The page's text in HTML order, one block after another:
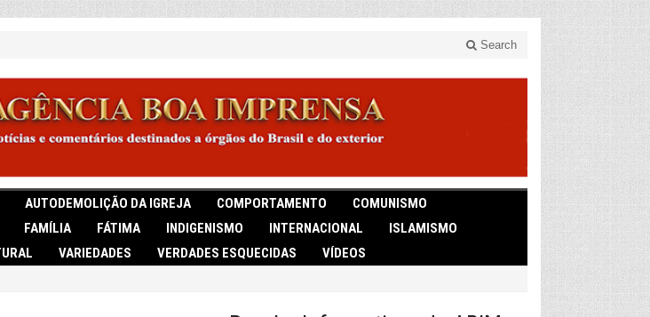
Search
AUTODEMOLIÇÃO DA IGREJA COMPORTAMENTO
COMUNISMO
FAMÍLIA FÁTIMA INDIGENISMO INTERNACIONAL
ISLAMISMO
VARIEDADES VERDADES ESQUECIDAS VÍDEOS